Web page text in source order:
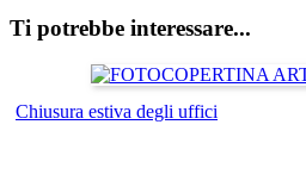
Ti potrebbe interessare...
Chiusura estiva degli uffici